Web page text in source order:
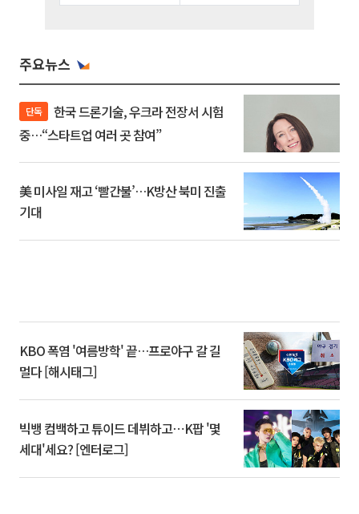
주요뉴스
단독
중…“스타트업 여러 곳 참여”
美 미사일 재고 ‘빨간불’…K방산 북미 진출
기대
KBO 폭염 '여름방학' 끝…프로야구 갈 길
멀다 [해시태그]
빅뱅 컴백하고 튜이드 데뷔하고⋯K팝 '몇
세대'세요? [엔터로그]